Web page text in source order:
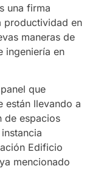
una firma
productividad en
maneras de
ingeniería en
que
están llevando a
de espacios
Edificio
mencionado